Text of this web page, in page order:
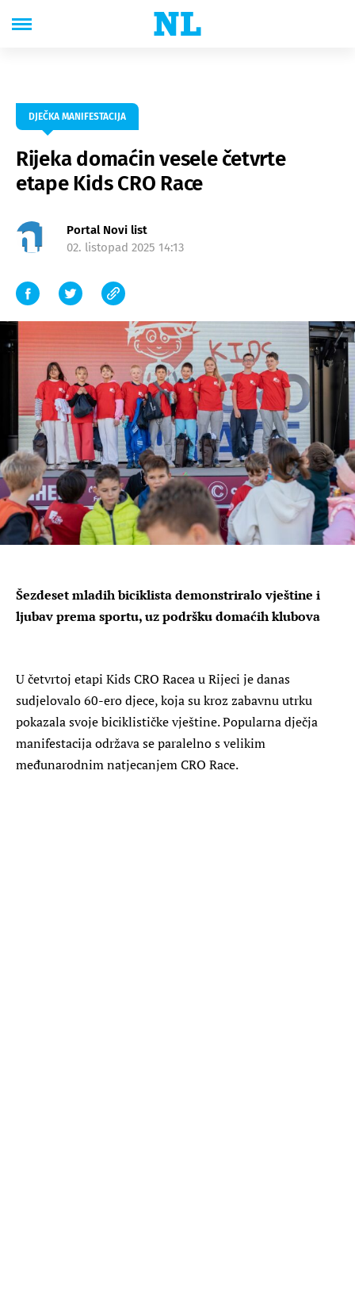
DJEČKA MANIFESTACIJA
Rijeka domaćin vesele četvrte
etape Kids CRO Race
Portal Novi list
02. listopad 2025 14:13
Šezdeset mladih biciklista demonstriralo vještine i
ljubav prema sportu, uz podršku domaćih klubova
U četvrtoj etapi Kids CRO Racea u Rijeci je danas
sudjelovalo 60-ero djece, koja su kroz zabavnu utrku
pokazala svoje biciklističke vještine. Popularna dječja
manifestacija održava se paralelno s velikim
međunarodnim natjecanjem CRO Race.